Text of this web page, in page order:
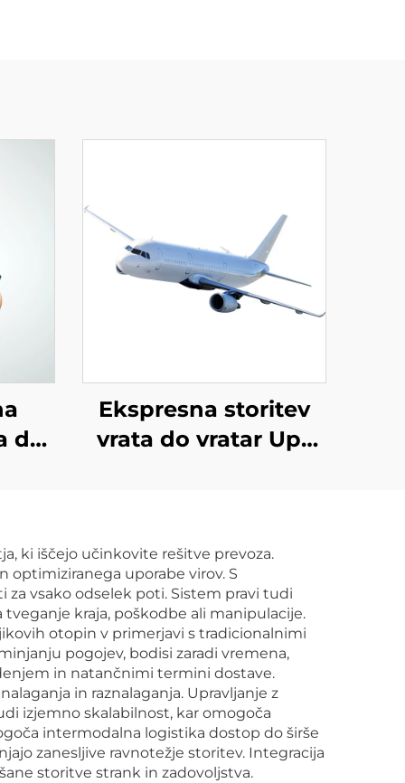
do
Ekspresna storitev
vrata do vratar Ups
ki iščejo učinkovite rešitve prevoza.
uporabe virov. S
vsako odselek poti. Sistem pravi tudi
kraja, poškodbe ali manipulacije.
otopin v primerjavi s tradicionalnimi
pogojev, bodisi zaradi vremena,
in natančnimi termini dostave.
in raznalaganja. Upravljanje z
izjemno skalabilnost, kar omogoča
intermodalna logistika dostop do širše
zanesljive ravnotežje storitev. Integracija
storitve strank in zadovoljstva.